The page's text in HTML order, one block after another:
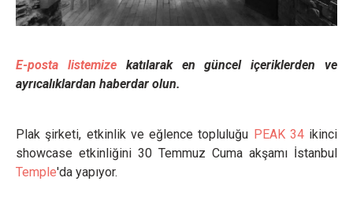
E-posta listemizekatılarak en güncel içeriklerden ve
ayrıcalıklardan haberdar olun.
Plak şirketi, etkinlik ve eğlence topluluğu PEAK 34ikinci
showcase etkinliğini 30 Temmuz Cuma akşamı İstanbul
Temple'da yapıyor.